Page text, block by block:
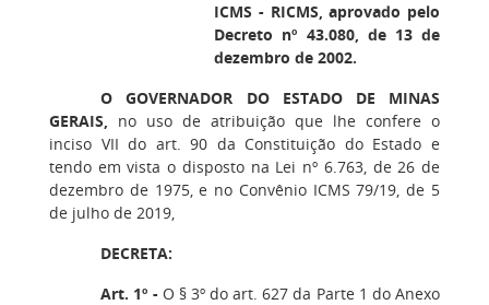
ICMS - RICMS, aprovado pelo
Decreto nº 43.080, de 13 de
dezembro de 2002.
O GOVERNADOR DO ESTADO DE MINAS
GERAIS, no uso de atribuição que lhe confere o
inciso VII do art. 90 da Constituição do Estado e
tendo em vista o disposto na Lei nº 6.763, de 26 de
dezembro de 1975, e no Convênio ICMS 79/19, de 5
de julho de 2019,
DECRETA:
Art. 1º - O § 3º do art. 627 da Parte 1 do Anexo